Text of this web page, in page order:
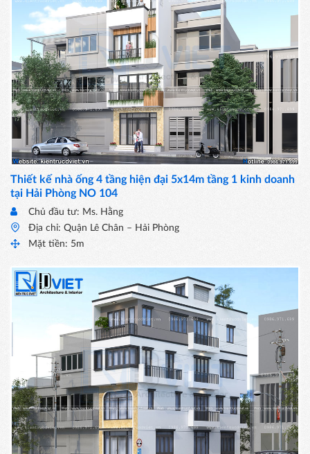
Thiết kế nhà ống 4 tầng hiện đại 5x14m tầng 1 kinh doanh
tại Hải Phòng NO 104
Chủ đầu tư: Ms. Hằng
Địa chỉ: Quận Lê Chân – Hải Phòng
Mặt tiền: 5m